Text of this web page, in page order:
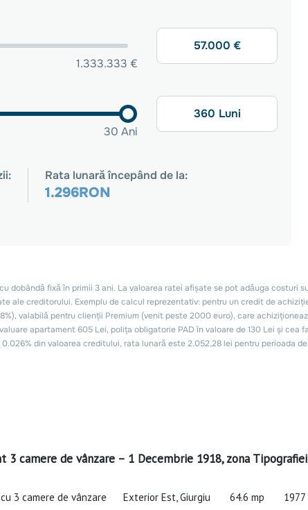
3 camere de vânzare – 1 Decembrie 1918, zona Tipografiei
3 camere de vânzare Exterior Est, Giurgiu 64.6 mp 1977